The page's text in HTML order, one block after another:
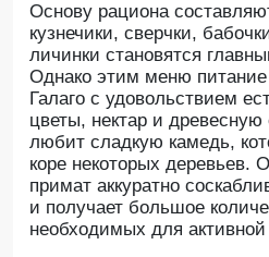
Основу рациона
кузнечики, сверчки,
личинки становятся
Однако этим меню питание
Галаго с удовольствием
цветы, нектар и
любит сладкую камедь,
коре некоторых деревьев.
примат аккуратно
и получает большое
необходимых для